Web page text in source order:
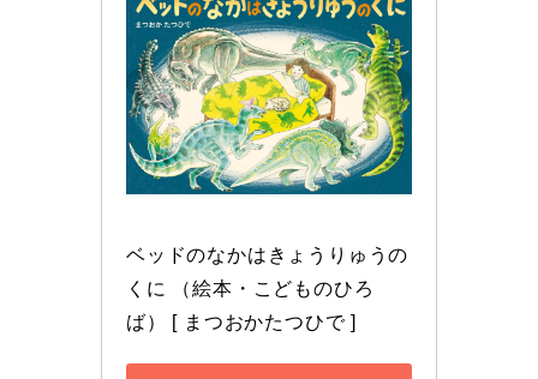
ベッドのなかはきょうりゅうの
くに （絵本・こどものひろ
ば） [ まつおかたつひで ]